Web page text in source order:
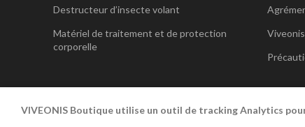
Destructeur d’insecte volant
Matériel de traitement et de protection
corporelle
VIVEONIS 2019
VIVEONIS Boutique utilise un outil de tracking Analytics